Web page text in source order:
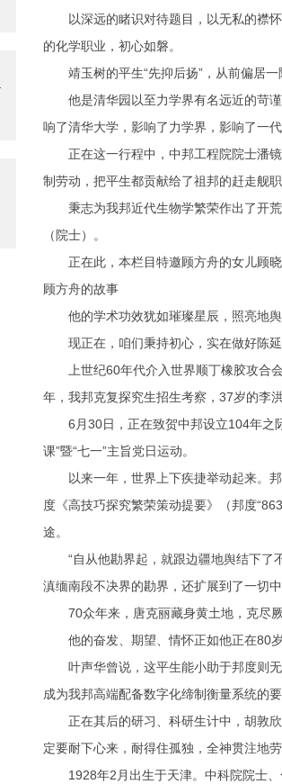
以深远的睹识对待题目，以无私的襟怀
的化学职业，初心如磐。
靖玉树的平生“先抑后扬”，从前偏居一
他是清华园以至力学界有名远近的苛谨
响了清华大学，影响了力学界，影响了一代
正在这一行程中，中邦工程院院士潘镜
制劳动，把平生都贡献给了祖邦的赶走舰
秉志为我邦近代生物学繁荣作出了开荒
（院士）。
正在此，本栏目特邀顾方舟的女儿顾晓
顾方舟的故事
他的学术功效犹如璀璨星辰，照亮地舆
现正在，咱们秉持初心，实在做好陈延
上世纪60年代介入世界顺丁橡胶攻合会
年，我邦克复探究生招生考察，37岁的李
6月30日，正在致贺中邦设立104年之际
课”暨“七一”主旨党日运动。
以来一年，世界上下疾捷举动起来。邦
度《高技巧探究繁荣策动提要》（邦度
途。
“自从他勘界起，就跟边疆地舆结下了
滇缅南段不决界的勘界，还扩展到了一切
70众年来，唐克丽藏身黄土地，克尽厥
他的奋发、期望、情怀正如他正在80岁
叶声华曾说，这平生能小助于邦度则无
成为我邦高端配备数字化缔制衡量系统的
正在其后的研习、科研生计中，胡敦欣
定要耐下心来，耐得住孤独，全神贯注地
1928年2月出生于天津。中科院院士、